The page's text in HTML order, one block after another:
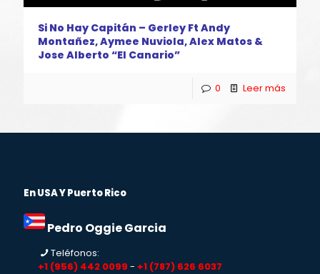
Si No Hay Capitán – Gerley Ft Andy
Montañez, Aymee Nuviola, Alex Matos &
Jose Alberto “El Canario”
0 Leer más
En USA Y Puerto Rico
Pedro Oggie Garcia
Teléfonos:
+1 (956) 442 0099 - +1 (787) 626 6037